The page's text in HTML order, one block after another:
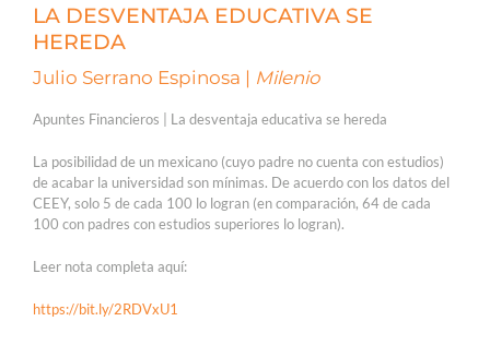
LA DESVENTAJA EDUCATIVA SE
HEREDA
Julio Serrano Espinosa | Milenio
Apuntes Financieros | La desventaja educativa se hereda
La posibilidad de un mexicano (cuyo padre no cuenta con estudios)
de acabar la universidad son mínimas. De acuerdo con los datos del
CEEY, solo 5 de cada 100 lo logran (en comparación, 64 de cada
100 con padres con estudios superiores lo logran).
Leer nota completa aquí:
https://bit.ly/2RDVxU1